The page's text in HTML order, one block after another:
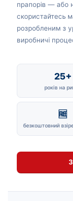
прапорів — або
скористайтесь
розробленим з
виробничі
25+
років на
🆓
безкоштовний